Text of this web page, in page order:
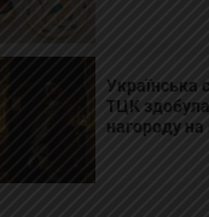
Українська
ТЦК
нагороду на